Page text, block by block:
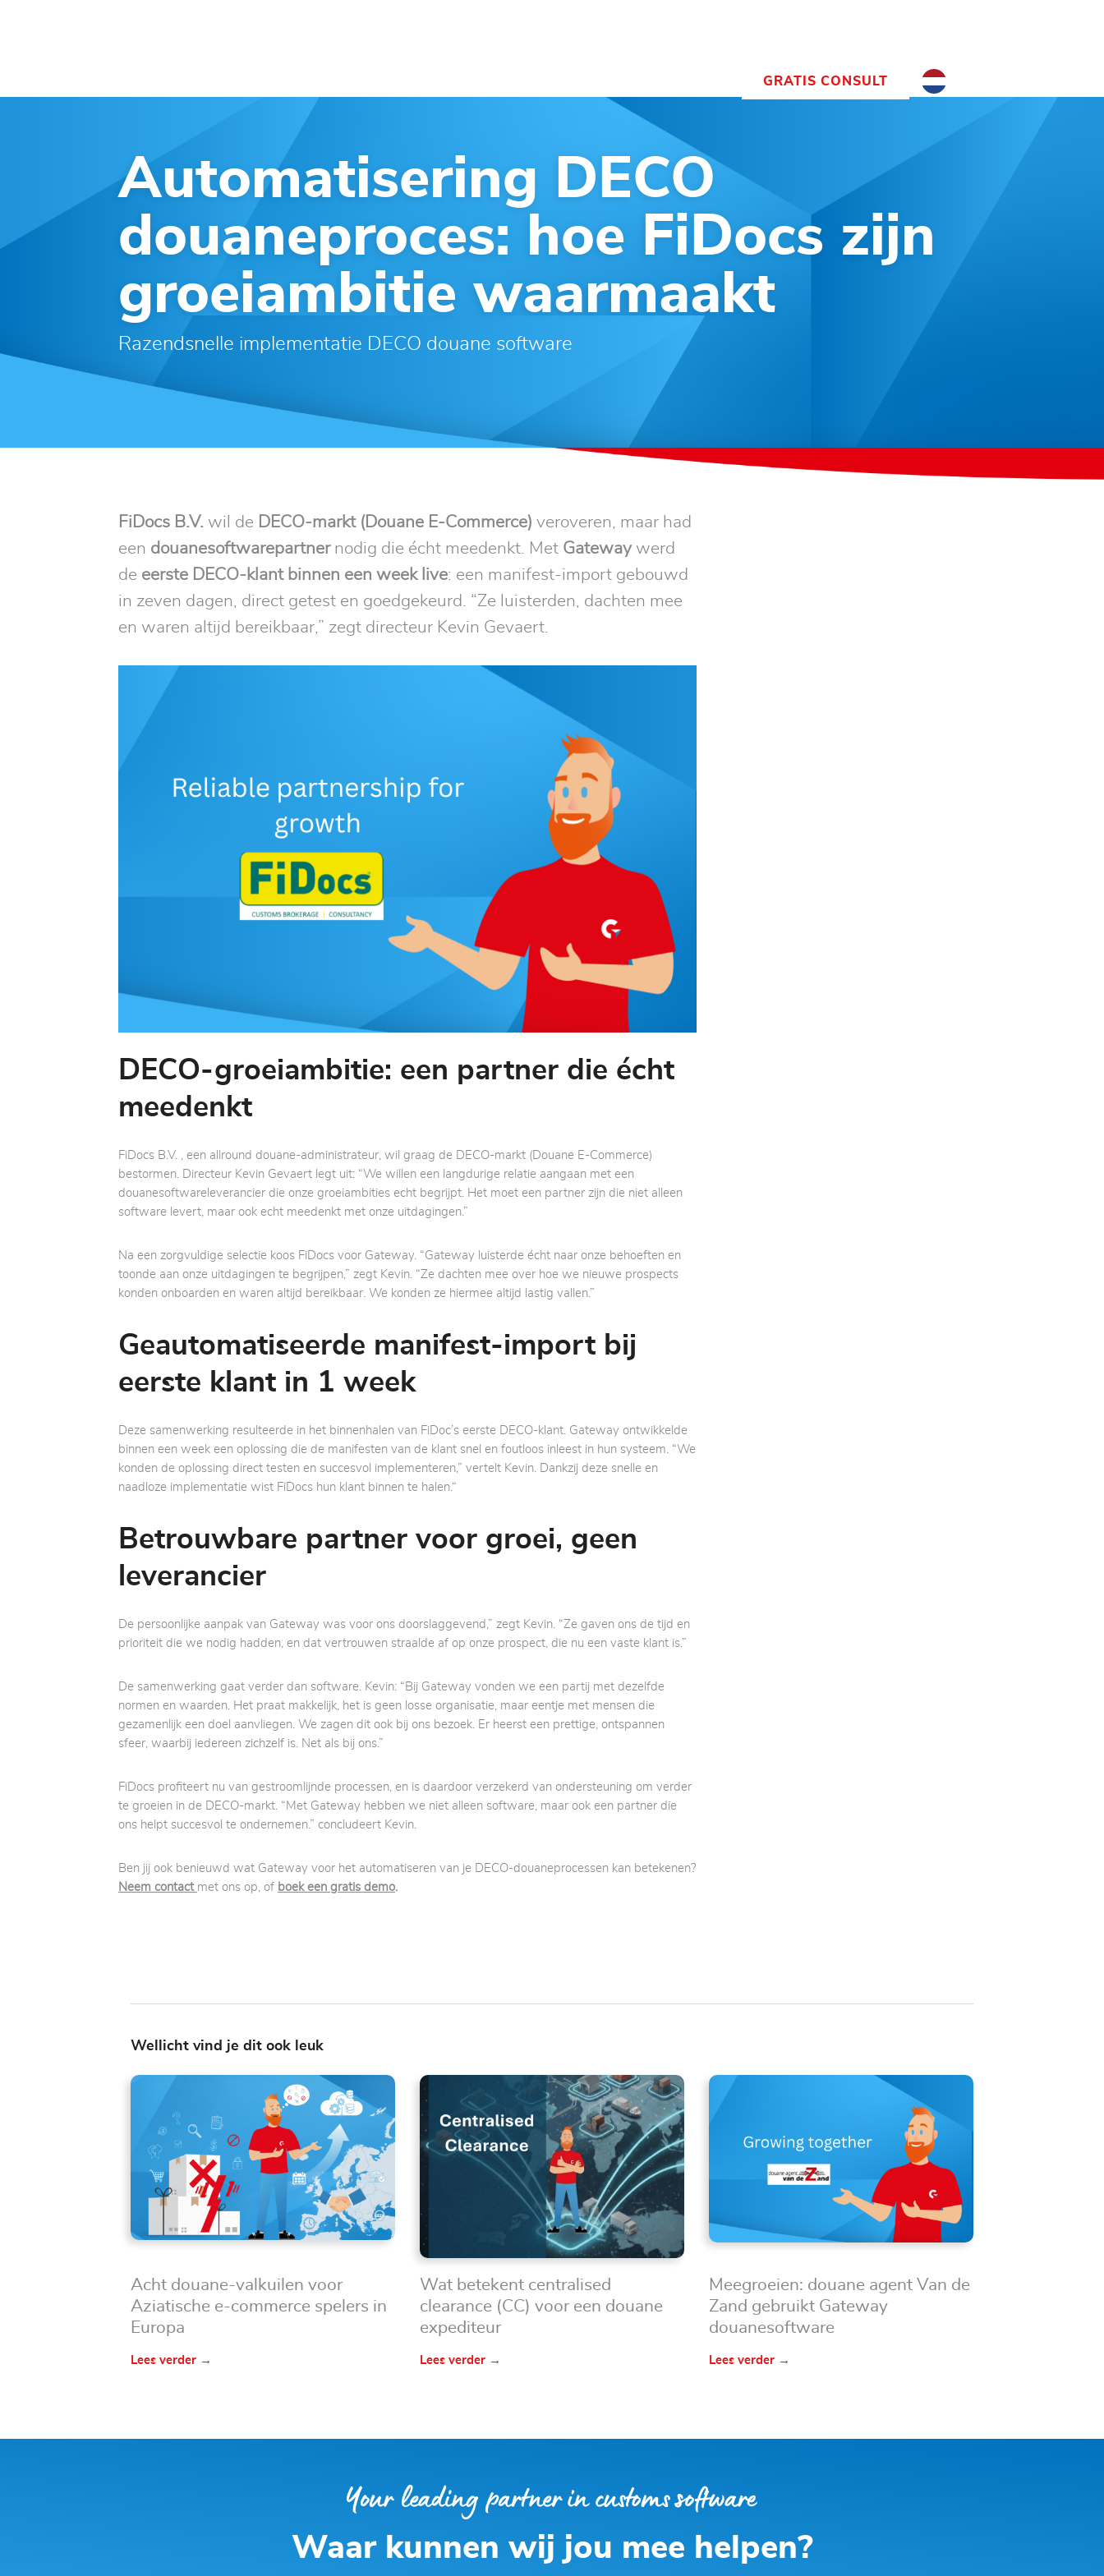
GRATIS CONSULT
Automatisering DECO
douaneproces: hoe FiDocs zijn
groeiambitie waarmaakt
Razendsnelle implementatie DECO douane software
FiDocs B.V. wil de DECO-markt (Douane E-Commerce) veroveren, maar had
een douanesoftwarepartnernodig die écht meedenkt. Met Gatewaywerd
de eerste DECO-klant binnen een week live: een manifest-import gebouwd
in zeven dagen, direct getest en goedgekeurd. “Ze luisterden, dachten mee
en waren altijd bereikbaar,” zegt directeur Kevin Gevaert.
DECO-groeiambitie: een partner die écht
meedenkt
FiDocs B.V. , een allround douane-administrateur, wil graag de DECO-markt (Douane E-Commerce)
bestormen. Directeur Kevin Gevaert legt uit: “We willen een langdurige relatie aangaan met een
douanesoftwareleverancier die onze groeiambities echt begrijpt. Het moet een partner zijn die niet alleen
software levert, maar ook echt meedenkt met onze uitdagingen.”
Na een zorgvuldige selectie koos FiDocs voor Gateway. “Gateway luisterde écht naar onze behoeften en
toonde aan onze uitdagingen te begrijpen,” zegt Kevin. “Ze dachten mee over hoe we nieuwe prospects
konden onboarden en waren altijd bereikbaar. We konden ze hiermee altijd lastig vallen.”
Geautomatiseerde manifest-import bij
eerste klant in 1 week
Deze samenwerking resulteerde in het binnenhalen van FiDoc’s eerste DECO-klant. Gateway ontwikkelde
binnen een week een oplossing die de manifesten van de klant snel en foutloos inleest in hun systeem. “We
konden de oplossing direct testen en succesvol implementeren,” vertelt Kevin. Dankzij deze snelle en
naadloze implementatie wist FiDocs hun klant binnen te halen.“
Betrouwbare partner voor groei, geen
leverancier
De persoonlijke aanpak van Gateway was voor ons doorslaggevend,” zegt Kevin. “Ze gaven ons de tijd en
prioriteit die we nodig hadden, en dat vertrouwen straalde af op onze prospect, die nu een vaste klant is.”
De samenwerking gaat verder dan software. Kevin: “Bij Gateway vonden we een partij met dezelfde
normen en waarden. Het praat makkelijk, het is geen losse organisatie, maar eentje met mensen die
gezamenlijk een doel aanvliegen. We zagen dit ook bij ons bezoek. Er heerst een prettige, ontspannen
sfeer, waarbij iedereen zichzelf is. Net als bij ons.”
FiDocs profiteert nu van gestroomlijnde processen, en is daardoor verzekerd van ondersteuning om verder
te groeien in de DECO-markt. “Met Gateway hebben we niet alleen software, maar ook een partner die
ons helpt succesvol te ondernemen.” concludeert Kevin.
Ben jij ook benieuwd wat Gateway voor het automatiseren van je DECO-douaneprocessen kan betekenen?
Neem contact met ons op, of boek een gratis demo.
Wellicht vind je dit ook leuk
Acht douane-valkuilen voor
Aziatische e-commerce spelers in
Europa
Lees verder →
Wat betekent centralised
clearance (CC) voor een douane
expediteur
Lees verder →
Meegroeien: douane agent Van de
Zand gebruikt Gateway
douanesoftware
Lees verder →
Waar kunnen wij jou mee helpen?